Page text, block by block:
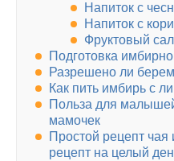
Напиток с
Напиток с
Фруктовый
Подготовка
Разрешено ли
Как пить имбирь с
Польза для
мамочек
Простой рецепт
рецепт на целый